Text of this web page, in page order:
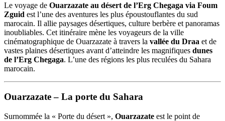
Le voyage de Ouarzazate au désert de l’Erg Chegaga via Foum
Zguid est l’une des aventures les plus époustouflantes du sud
marocain. Il allie paysages désertiques, culture berbère et panoramas
inoubliables. Cet itinéraire mène les voyageurs de la ville
cinématographique de Ouarzazate à travers la vallée du Draa et de
vastes plaines désertiques avant d’atteindre les magnifiques dunes
de l’Erg Chegaga. L’une des régions les plus reculées du Sahara
marocain.
Ouarzazate – La porte du Sahara
Surnommée la « Porte du désert », Ouarzazate est le point de